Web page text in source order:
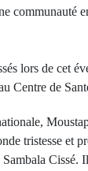
communauté
lors de cet
Centre de
tristesse et
Cissé.